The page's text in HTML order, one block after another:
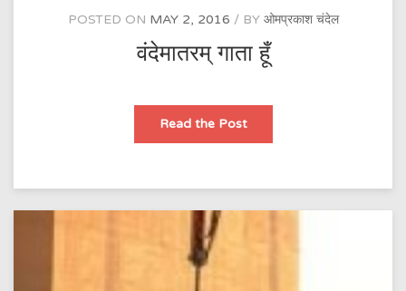
POSTED ON MAY 2, 2016 BY ओमप्रकाश चंदेल
वंदेमातरम् गाता हूँ
Read the Postवंदेमातरम्
हूँ